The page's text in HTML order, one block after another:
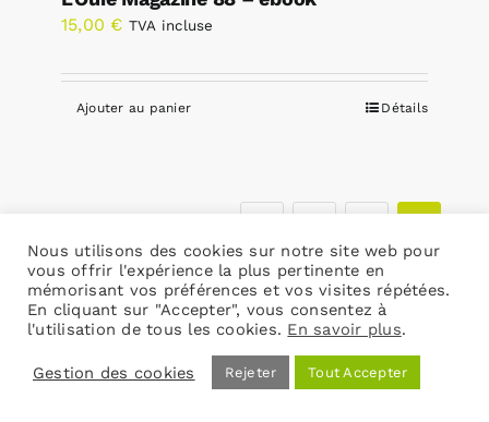
15,00 € TVA incluse
Ajouter au panier Détails
Nous utilisons des cookies sur notre site web pour
vous offrir l'expérience la plus pertinente en
mémorisant vos préférences et vos visites répétées.
En cliquant sur "Accepter", vous consentez à
l'utilisation de tous les cookies. En savoir plus.
Gestion des cookies Rejeter Tout Accepter